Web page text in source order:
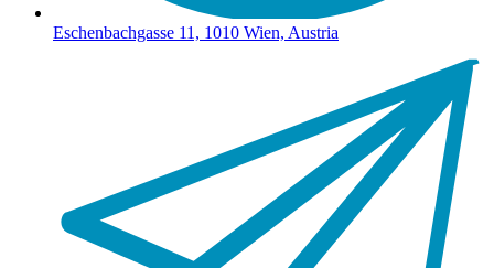
Eschenbachgasse 11, 1010 Wien, Austria